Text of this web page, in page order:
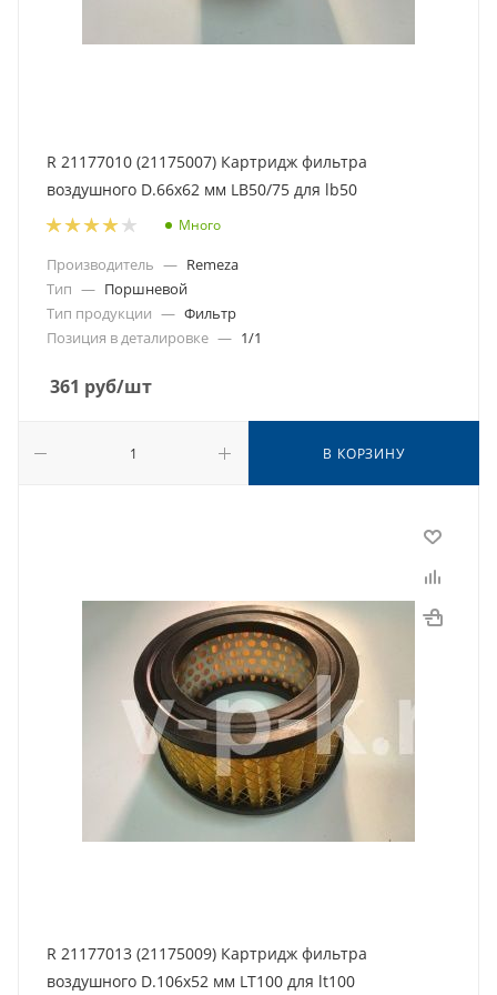
R 21177010 (21175007) Картридж фильтра
воздушного D.66x62 мм LB50/75 для lb50
Много
Производитель — Remeza
Тип — Поршневой
Тип продукции — Фильтр
Позиция в деталировке — 1/1
361 руб/шт
В КОРЗИНУ
R 21177013 (21175009) Картридж фильтра
воздушного D.106x52 мм LT100 для lt100